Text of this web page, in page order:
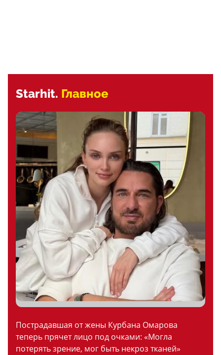
Starhit. Главное
Пострадавшая от жены Курбана Омарова
теперь прячет лицо под очками: «Могла
потерять зрение, мог быть некроз тканей»